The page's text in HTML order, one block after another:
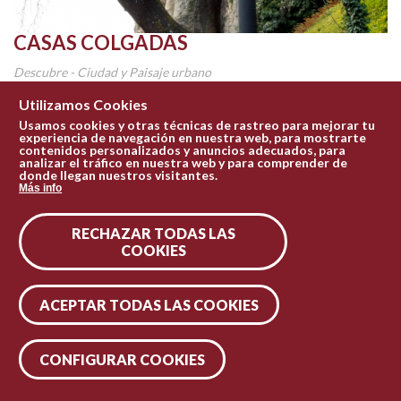
CASAS COLGADAS
Descubre - Ciudad y Paisaje urbano
El edificio más emblemático y más conocido de la ciudad. No se
sabe con exactitud su origen que, para unos, es...
Conócelo
Utilizamos Cookies
Usamos cookies y otras técnicas de rastreo para mejorar tu
experiencia de navegación en nuestra web, para mostrarte
contenidos personalizados y anuncios adecuados, para
analizar el tráfico en nuestra web y para comprender de
donde llegan nuestros visitantes.
Más info
RECHAZAR TODAS LAS
COOKIES
ACEPTAR TODAS LAS COOKIES
CONFIGURAR COOKIES